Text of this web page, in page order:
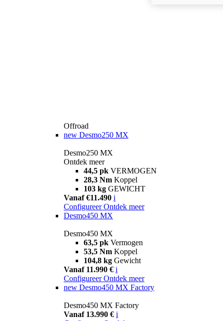
Offroad
new Desmo250 MX
Desmo250 MX
Ontdek meer
44,5 pk VERMOGEN
28,3 Nm Koppel
103 kg GEWICHT
Vanaf €11.490 i
Configureer Ontdek meer
Desmo450 MX
Desmo450 MX
63,5 pk Vermogen
53,5 Nm Koppel
104,8 kg Gewicht
Vanaf 11.990 € i
Configureer Ontdek meer
new Desmo450 MX Factory
Desmo450 MX Factory
Vanaf 13.990 € i